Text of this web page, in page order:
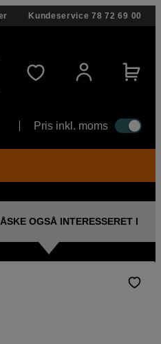
Kundeservice 78 72 69 00
Pris inkl. moms
OGSÅ INTERESSERET I